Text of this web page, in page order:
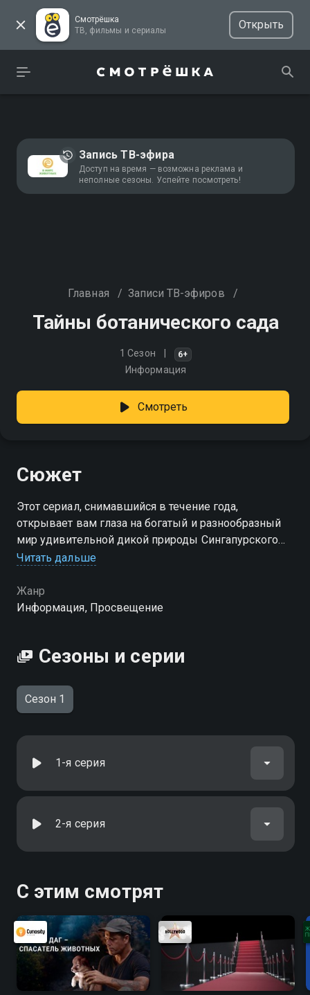
Смотрёшка
ТВ, фильмы и сериалы
Открыть
Запись ТВ-эфира
Доступ на время — возможна реклама и
неполные сезоны. Успейте посмотреть!
Главная / Записи ТВ-эфиров /
Тайны ботанического сада
1 Сезон 6+
Информация
Смотреть
Сюжет
Этот сериал, снимавшийся в течение года,
открывает вам глаза на богатый и разнообразный
мир удивительной дикой природы Сингапурского
ботанического сада
Читать дальше
Жанр
Информация, Просвещение
Сезоны и серии
Сезон 1
1-я серия
2-я серия
С этим смотрят